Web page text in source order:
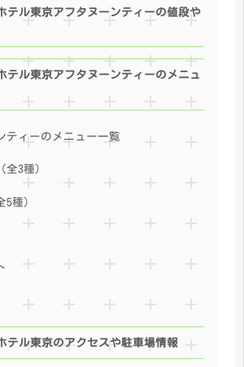
テル東京アフタヌーンティーの値段や
テル東京アフタヌーンティーのメニュ
ティーのメニュー一覧
全3種）
5種）
テル東京のアクセスや駐車場情報